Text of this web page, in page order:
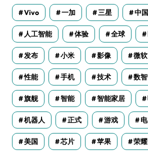
Vivo 一加 三星 中国
人工智能 体验 全球
发布 小米 影像 微软
性能 手机 技术 数
旗舰 智能 智能家居
机器人 正式 游戏
美国 芯片 苹果 荣耀